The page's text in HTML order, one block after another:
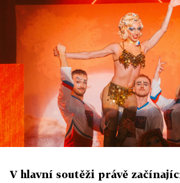
V hlavní soutěži právě